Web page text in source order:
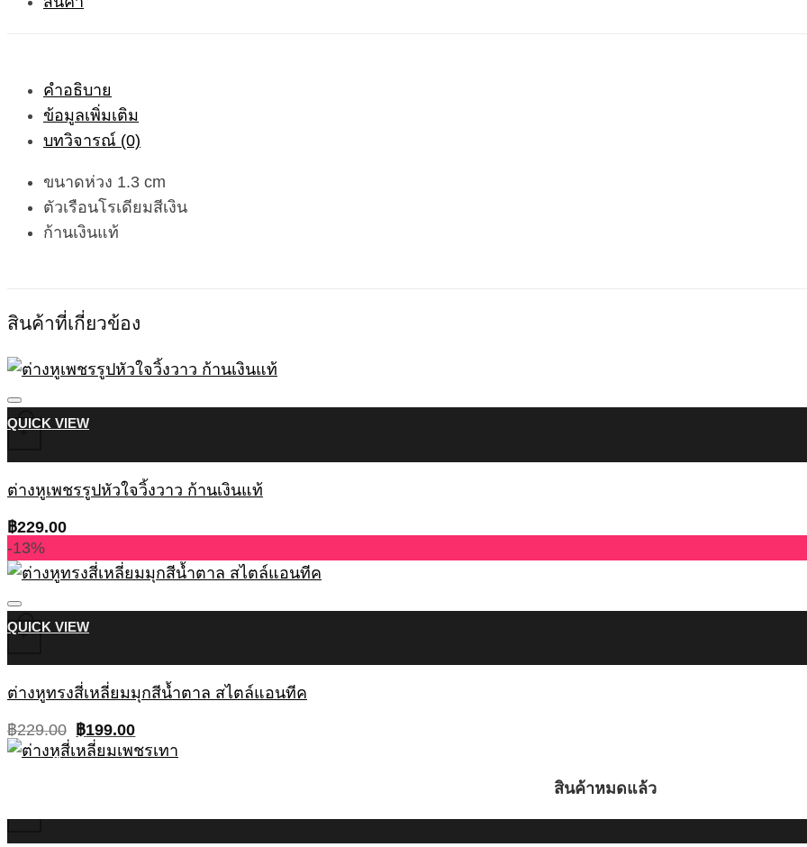
คำอธิบาย
ข้อมูลเพิ่มเติม
บทวิจารณ์ (0)
ขนาดห่วง 1.3 cm
ตัวเรือนโรเดียมสีเงิน
ก้านเงินแท้
สินค้าที่เกี่ยวข้อง
+
QUICK VIEW
สินค้าหมดแล้ว
ต่างหูเพชรรูปหัวใจวิ้งวาว ก้านเงินแท้
฿229.00
-13%
+
QUICK VIEW
สินค้าหมดแล้ว
ต่างหูทรงสี่เหลี่ยมมุกสีน้ำตาล สไตล์แอนทีค
฿229.00 Original
price
was:
฿199.00Current
price
is:
สินค้าหมดแล้ว
สินค้าหมดแล้ว
สินค้าหมดแล้ว
สินค้าหมดแล้ว
สินค้าหมดแล้ว
สินค้าหมดแล้ว